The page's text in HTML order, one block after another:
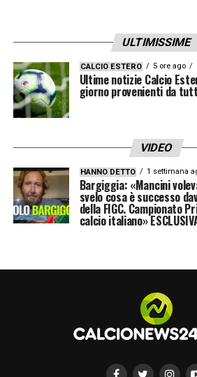
ULTIMISSIME
CALCIO ESTERO 5 ore ago
Ultime notizie Calcio
giorno provenienti da
VIDEO
HANNO DETTO 1 settimana
Bargiggia: «Mancini
svelo cosa è successo
della FIGC. Campionato
calcio italiano»